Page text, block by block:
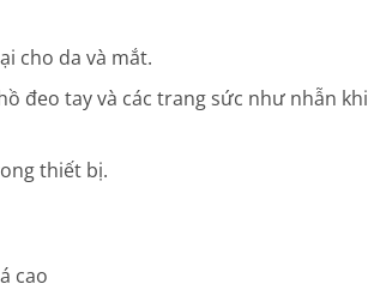
cho da và mắt.
đeo tay và các trang sức như nhẫn khi
thiết bị.
cao